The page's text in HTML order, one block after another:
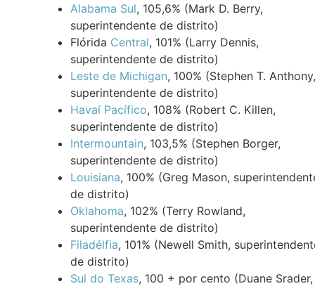
Alabama Sul, 105,6% (Mark D. Berry,
superintendente de distrito)
Flórida Central, 101% (Larry Dennis,
superintendente de distrito)
Leste de Michigan, 100% (Stephen T. Anthony,
superintendente de distrito)
Havaí Pacífico, 108% (Robert C. Killen,
superintendente de distrito)
Intermountain, 103,5% (Stephen Borger,
superintendente de distrito)
Louisiana, 100% (Greg Mason,
de distrito)
Oklahoma, 102% (Terry Rowland,
superintendente de distrito)
Filadélfia, 101% (Newell Smith,
de distrito)
Sul do Texas, 100 + por cento (Duane Srader,